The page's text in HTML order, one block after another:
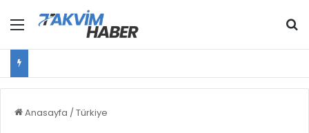
Menü
Anasayfa / Türkiye